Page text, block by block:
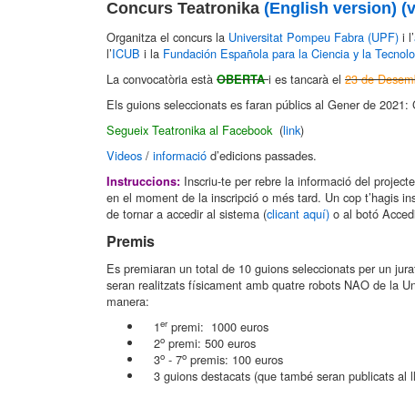
Concurs Teatronika (English version)
Organitza el concurs la Universitat Pompeu Fabra (UPF) i l’
l’ICUB i la Fundación Española para la Ciencia y la
La convocatòria està OBERTAi es tancarà el 23 de
Els guions seleccionats es faran públics al Gener de 2021:
Segueix Teatronika al Facebook (link)
Videos / informació d’edicions passades.
Instruccions: Inscriu-te per rebre la informació del
en el moment de la inscripció o més tard. Un cop t’hagis
de tornar a accedir al sistema (clicant aquí) o al botó
Premis
Es premiaran un total de 10 guions seleccionats per un
seran realitzats físicament amb quatre robots NAO de la
manera:
1er premi: 1000 euros
2o premi: 500 euros
3o - 7o premis: 100 euros
3 guions destacats (que també seran publicats al